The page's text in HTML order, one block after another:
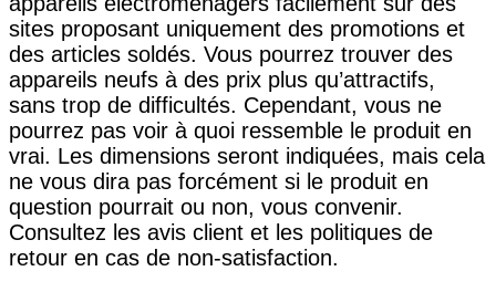
sites proposant uniquement des promotions et
des articles soldés. Vous pourrez trouver des
appareils neufs à des prix plus qu’attractifs,
sans trop de difficultés. Cependant, vous ne
pourrez pas voir à quoi ressemble le produit en
vrai. Les dimensions seront indiquées, mais cela
ne vous dira pas forcément si le produit en
question pourrait ou non, vous convenir.
Consultez les avis client et les politiques de
retour en cas de non-satisfaction.